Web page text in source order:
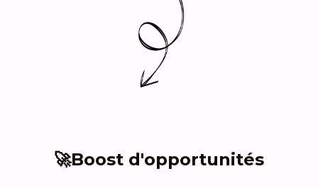
🚀Boost d'opportunités